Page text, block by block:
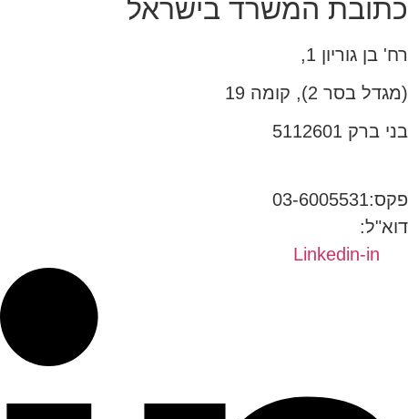
כתובת המשרד בישראל
רח' בן גוריון 1,
(מגדל בסר 2), קומה 19
בני ברק 5112601
פקס:03-6005531
דוא"ל:
Linkedin-in